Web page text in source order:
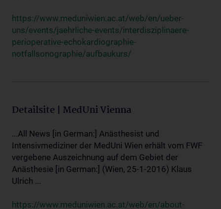
https://www.meduniwien.ac.at/web/en/ueber-
uns/events/jaehrliche-events/interdisziplinaere-
perioperative-echokardiographie-
notfallsonographie/aufbaukurs/
Detailsite | MedUni Vienna
...All News [in German:] Anästhesist und
Intensivmediziner der MedUni Wien erhält vom FWF
vergebene Auszeichnung auf dem Gebiet der
Anästhesie [in German:] (Wien, 25-1-2016) Klaus
Ulrich ...
https://www.meduniwien.ac.at/web/en/about-